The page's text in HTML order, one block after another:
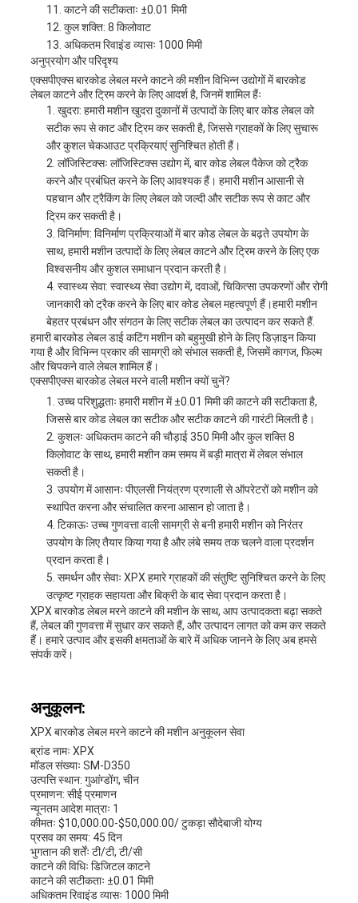
काटने की सटीकताः ±0.01 मिमी
कुल शक्ति: 8 किलोवाट
अधिकतम रिवाइंड व्यासः 1000 मिमी
अनुप्रयोग और परिदृश्य
एक्सपीएक्स बारकोड लेबल मरने काटने की मशीन विभिन्न उद्योगों में बारकोड
लेबल काटने और ट्रिम करने के लिए आदर्श है, जिनमें शामिल हैंः
खुदरा: हमारी मशीन खुदरा दुकानों में उत्पादों के लिए बार कोड लेबल को
सटीक रूप से काट और ट्रिम कर सकती है, जिससे ग्राहकों के लिए सुचारू
और कुशल चेकआउट प्रक्रियाएं सुनिश्चित होती हैं।
लॉजिस्टिक्सः लॉजिस्टिक्स उद्योग में, बार कोड लेबल पैकेज को ट्रैक
करने और प्रबंधित करने के लिए आवश्यक हैं। हमारी मशीन आसानी से
पहचान और ट्रैकिंग के लिए लेबल को जल्दी और सटीक रूप से काट और
ट्रिम कर सकती है।
विनिर्माण: विनिर्माण प्रक्रियाओं में बार कोड लेबल के बढ़ते उपयोग के
साथ, हमारी मशीन उत्पादों के लिए लेबल काटने और ट्रिम करने के लिए एक
विश्वसनीय और कुशल समाधान प्रदान करती है।
स्वास्थ्य सेवा: स्वास्थ्य सेवा उद्योग में, दवाओं, चिकित्सा उपकरणों और रोगी
जानकारी को ट्रैक करने के लिए बार कोड लेबल महत्वपूर्ण हैं।हमारी मशीन
बेहतर प्रबंधन और संगठन के लिए सटीक लेबल का उत्पादन कर सकते हैं.
हमारी बारकोड लेबल डाई कटिंग मशीन को बहुमुखी होने के लिए डिज़ाइन किया
गया है और विभिन्न प्रकार की सामग्री को संभाल सकती है, जिसमें कागज, फिल्म
और चिपकने वाले लेबल शामिल हैं।
एक्सपीएक्स बारकोड लेबल मरने वाली मशीन क्यों चुनें?
उच्च परिशुद्धताः हमारी मशीन में ±0.01 मिमी की काटने की सटीकता है,
जिससे बार कोड लेबल का सटीक और सटीक काटने की गारंटी मिलती है।
कुशलः अधिकतम काटने की चौड़ाई 350 मिमी और कुल शक्ति 8
किलोवाट के साथ, हमारी मशीन कम समय में बड़ी मात्रा में लेबल संभाल
सकती है।
उपयोग में आसानः पीएलसी नियंत्रण प्रणाली से ऑपरेटरों को मशीन को
स्थापित करना और संचालित करना आसान हो जाता है।
टिकाऊः उच्च गुणवत्ता वाली सामग्री से बनी हमारी मशीन को निरंतर
उपयोग के लिए तैयार किया गया है और लंबे समय तक चलने वाला प्रदर्शन
प्रदान करता है।
समर्थन और सेवाः XPX हमारे ग्राहकों की संतुष्टि सुनिश्चित करने के लिए
उत्कृष्ट ग्राहक सहायता और बिक्री के बाद सेवा प्रदान करता है।
XPX बारकोड लेबल मरने काटने की मशीन के साथ, आप उत्पादकता बढ़ा सकते
हैं, लेबल की गुणवत्ता में सुधार कर सकते हैं, और उत्पादन लागत को कम कर सकते
हैं। हमारे उत्पाद और इसकी क्षमताओं के बारे में अधिक जानने के लिए अब हमसे
संपर्क करें।
अनुकूलन:
XPX बारकोड लेबल मरने काटने की मशीन अनुकूलन सेवा
ब्रांड नामः XPX
मॉडल संख्याः SM-D350
उत्पत्ति स्थान: गुआंग्डोंग, चीन
प्रमाणन: सीई प्रमाणन
न्यूनतम आदेश मात्राः 1
कीमतः $10,000.00-$50,000.00/ टुकड़ा सौदेबाजी योग्य
प्रसव का समय: 45 दिन
भुगतान की शर्तेंः टी/टी, टी/सी
काटने की विधिः डिजिटल काटने
काटने की सटीकताः ±0.01 मिमी
अधिकतम रिवाइंड व्यासः 1000 मिमी